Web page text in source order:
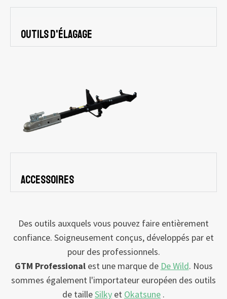
Outils d'élagage
Accessoires
Des outils auxquels vous pouvez faire entièrement
confiance. Soigneusement conçus, développés par et
pour des professionnels.
GTM Professionalest une marque de De Wild. Nous
sommes également l'importateur européen des outils
de tailleSilky et Okatsune .